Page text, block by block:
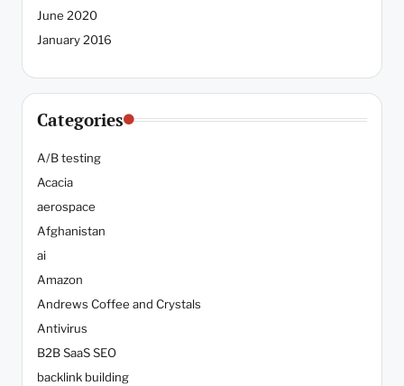
June 2020
January 2016
Categories
A/B testing
Acacia
aerospace
Afghanistan
ai
Amazon
Andrews Coffee and Crystals
Antivirus
B2B SaaS SEO
backlink building